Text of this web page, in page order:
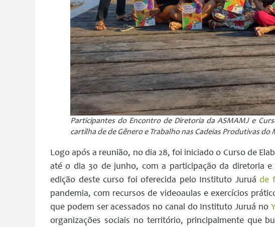
Participantes do Encontro de Diretoria da ASMAMJ e
cartilha de de Gênero e Trabalho nas Cadeias Produtivas
Logo após a reunião, no dia 28, foi iniciado o Curso de
até o dia 30 de junho, com a participação da diretoria e
edição deste curso foi oferecida pelo Instituto Juruá de
pandemia, com recursos de videoaulas e exercícios
que podem ser acessados no canal do Instituto Juruá no
organizações sociais no território, principalmente que